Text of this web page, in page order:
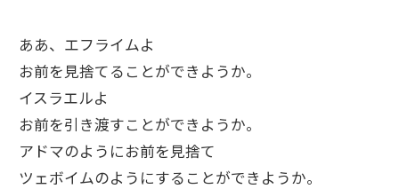
ああ、エフライムよ
お前を見捨てることができようか。
イスラエルよ
お前を引き渡すことができようか。
アドマのようにお前を見捨て
ツェボイムのようにすることができようか。